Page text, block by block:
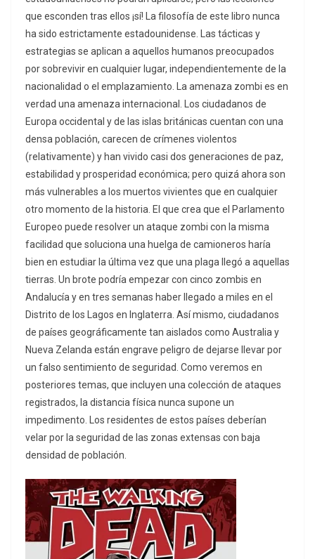
que esconden tras ellos ¡sí! La filosofía de este libro nunca
ha sido estrictamente estadounidense. Las tácticas y
estrategias se aplican a aquellos humanos preocupados
por sobrevivir en cualquier lugar, independientemente de la
nacionalidad o el emplazamiento. La amenaza zombi es en
verdad una amenaza internacional. Los ciudadanos de
Europa occidental y de las islas británicas cuentan con una
densa población, carecen de crímenes violentos
(relativamente) y han vivido casi dos generaciones de paz,
estabilidad y prosperidad económica; pero quizá ahora son
más vulnerables a los muertos vivientes que en cualquier
otro momento de la historia. El que crea que el Parlamento
Europeo puede resolver un ataque zombi con la misma
facilidad que soluciona una huelga de camioneros haría
bien en estudiar la última vez que una plaga llegó a aquellas
tierras. Un brote podría empezar con cinco zombis en
Andalucía y en tres semanas haber llegado a miles en el
Distrito de los Lagos en Inglaterra. Así mismo, ciudadanos
de países geográficamente tan aislados como Australia y
Nueva Zelanda están engrave peligro de dejarse llevar por
un falso sentimiento de seguridad. Como veremos en
posteriores temas, que incluyen una colección de ataques
registrados, la distancia física nunca supone un
impedimento. Los residentes de estos países deberían
velar por la seguridad de las zonas extensas con baja
densidad de población.